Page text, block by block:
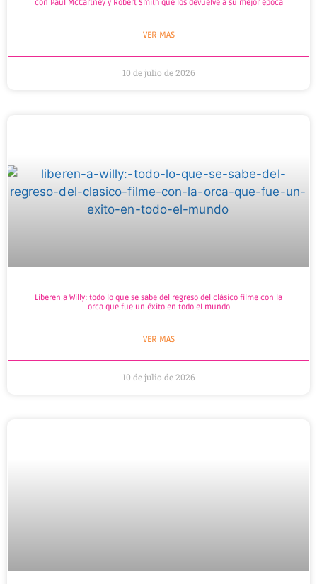
con Paul McCartney y Robert Smith que los devuelve a su mejor época
VER MAS
10 de julio de 2026
Liberen a Willy: todo lo que se sabe del regreso del clásico filme con la
orca que fue un éxito en todo el mundo
VER MAS
10 de julio de 2026